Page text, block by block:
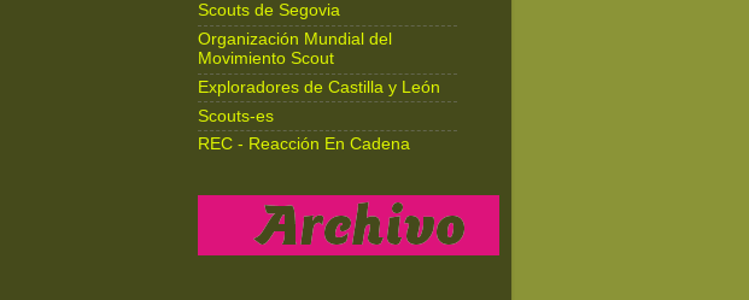
Scouts de Segovia
Organización Mundial del
Movimiento Scout
Exploradores de Castilla y León
Scouts-es
REC - Reacción En Cadena